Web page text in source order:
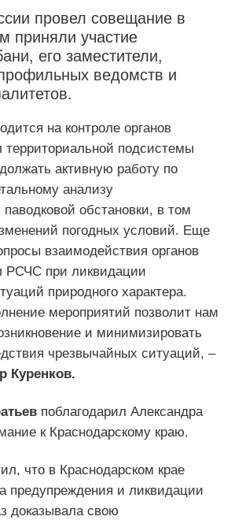
провел совещание в
приняли участие
его заместители,
ведомств и
на контроле органов
территориальной подсистемы
активную работу по
анализу
обстановки, в том
погодных условий. Еще
взаимодействия органов
РСЧС при ликвидации
природного характера.
мероприятий позволит нам
и минимизировать
чрезвычайных ситуаций, –
Куренков.
поблагодарил Александра
к Краснодарскому краю.
что в Краснодарском крае
предупреждения и ликвидации
доказывала свою